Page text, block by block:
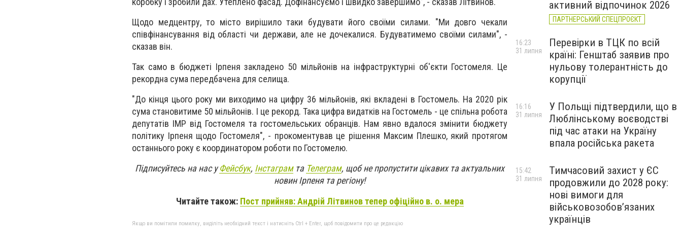
Щодо медцентру, то місто вирішило таки будувати його своїми силами. "Ми довго чекали
співфінансування від області чи держави, але не дочекалися. Будуватимемо своїми силами", -
сказав він.
Так само в бюджеті Ірпеня закладено 50 мільйонів на інфраструктурні об'єкти Гостомеля. Це
рекордна сума передбачена для селища.
"До кінця цього року ми виходимо на цифру 36 мільйонів, які вкладені в Гостомель. На 2020 рік
сума становитиме 50 мільйонів. І це рекорд. Така цифра видатків на Гостомель - це спільна робота
депутатів ІМР від Гостомеля та гостомельських обранців. Нам явно вдалося змінити бюджету
політику Ірпеня щодо Гостомеля", - прокоментував це рішення Максим Плешко, який протягом
останнього року є координатором роботи по Гостомелю.
Підписуйтесь на нас уФейсбук, Інстаграмта Телеграм, щоб не пропустити цікавих та актуальних
новин Ірпеня та регіону!
Читайте також: Пост прийняв: Андрій Літвинов тепер офіційно в. о. мера
Якщо ви помітили помилку, виділіть необхідний текст і натисніть Ctrl + Enter, щоб повідомити про це редакцію
активний відпочинок 2026
ПАРТНЕРСЬКИЙ СПЕЦПРОЄКТ
Перевірки в ТЦК по всій
країні: Генштаб заявив про
нульову толерантність до
корупції
16:23
31 липня
У Польщі підтвердили, що в
Люблінському воєводстві
під час атаки на Україну
впала російська ракета
16:16
31 липня
Тимчасовий захист у ЄС
продовжили до 2028 року:
нові вимоги для
військовозобов’язаних
українців
15:42
31 липня